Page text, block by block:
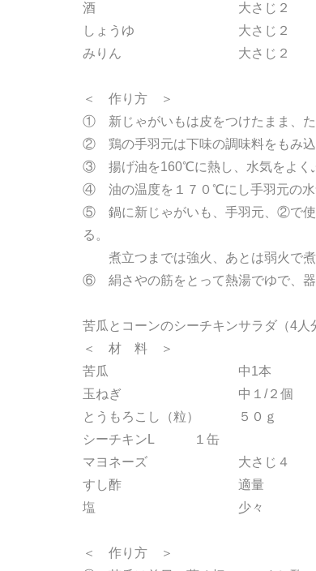
酒 大さじ２
しょうゆ 大さじ２
みりん 大さじ２
＜ 作り方 ＞
① 新じゃがいもは皮をつけたまま、た
② 鶏の手羽元は下味の調味料をもみ込
③ 揚げ油を160℃に熱し、水気をよく
④ 油の温度を１７０℃にし手羽元の水
⑤ 鍋に新じゃがいも、手羽元、②で
る。
煮立つまでは強火、あとは弱火で煮
⑥ 絹さやの筋をとって熱湯でゆ
苦瓜とコーンのシーチキンサラダ（4人
＜ 材 料 ＞
苦瓜 中1本
玉ねぎ 中１/２個
とうもろこし（粒） ５０ｇ
シーチキンL １缶
マヨネーズ 大さじ４
すし酢 適量
塩 少々
＜ 作り方 ＞